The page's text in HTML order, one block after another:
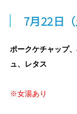
7月22日
ポークケチャップ
ュ、レタス
※女湯あり